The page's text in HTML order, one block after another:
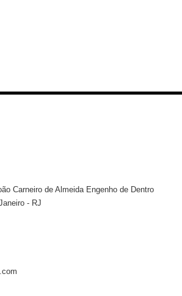
Carneiro de Almeida Engenho de Dentro
- RJ